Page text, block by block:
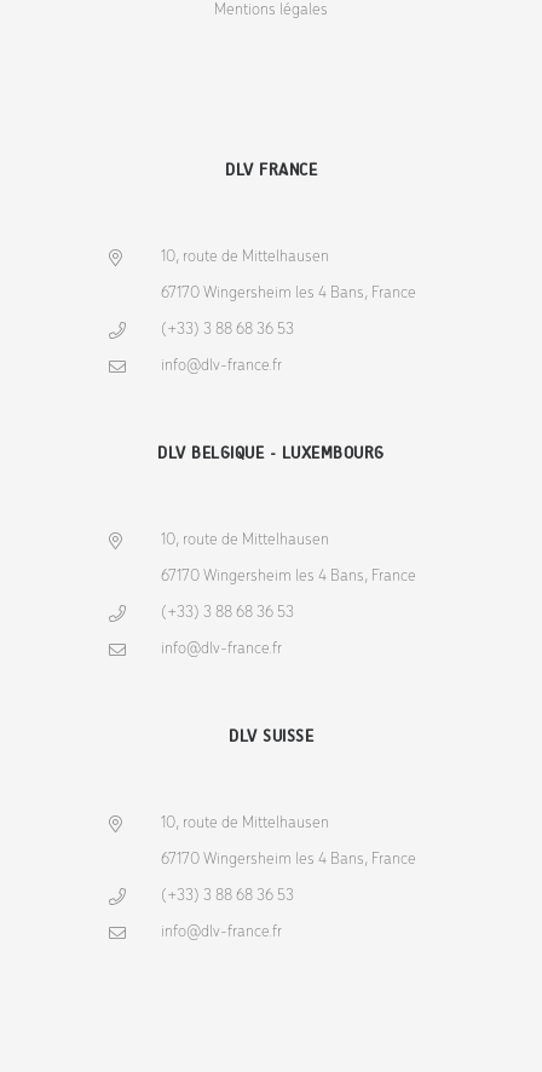
Mentions légales
DLV FRANCE
10, route de Mittelhausen
67170 Wingersheim les 4 Bans, France
(+33) 3 88 68 36 53
info@dlv-france.fr
DLV BELGIQUE - LUXEMBOURG
10, route de Mittelhausen
67170 Wingersheim les 4 Bans, France
(+33) 3 88 68 36 53
info@dlv-france.fr
DLV SUISSE
10, route de Mittelhausen
67170 Wingersheim les 4 Bans, France
(+33) 3 88 68 36 53
info@dlv-france.fr